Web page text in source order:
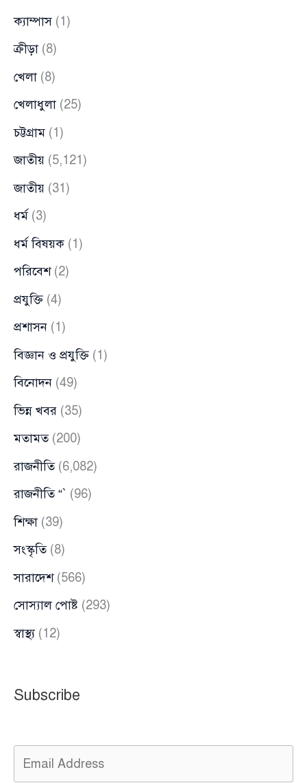
ক্যাম্পাস(1)
ক্রীড়া (8)
খেলা (8)
খেলাধুলা (25)
চট্টগ্রাম (1)
জাতীয় (5,121)
জাতীয় (31)
ধর্ম (3)
ধর্ম বিষয়ক (1)
পরিবেশ(2)
প্রযুক্তি (4)
প্রশাসন (1)
বিজ্ঞান ও প্রযুক্তি (1)
বিনোদন (49)
ভিন্ন খবর (35)
মতামত(200)
রাজনীতি(6,082)
রাজনীতি “` (96)
শিক্ষা (39)
সংস্কৃতি(8)
সারাদেশ(566)
সোস্যাল পোষ্ট (293)
স্বাস্থ্য(12)
Subscribe